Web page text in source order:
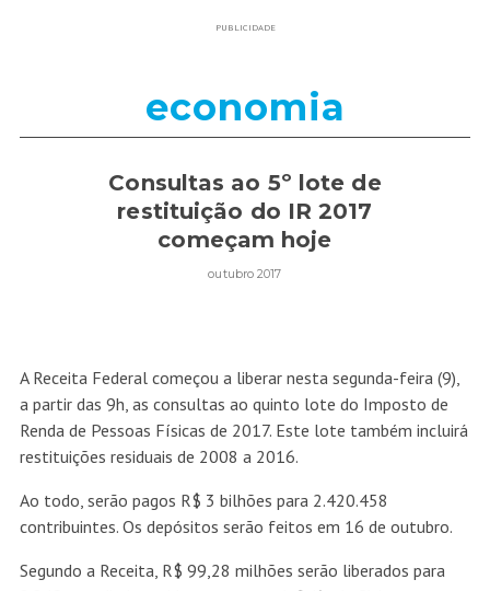
PUBLICIDADE
economia
Consultas ao 5º lote de
restituição do IR 2017
começam hoje
outubro 2017
A Receita Federal começou a liberar nesta segunda-feira (9),
a partir das 9h, as consultas ao quinto lote do Imposto de
Renda de Pessoas Físicas de 2017. Este lote também incluirá
restituições residuais de 2008 a 2016.
Ao todo, serão pagos R$ 3 bilhões para 2.420.458
contribuintes. Os depósitos serão feitos em 16 de outubro.
Segundo a Receita, R$ 99,28 milhões serão liberados para